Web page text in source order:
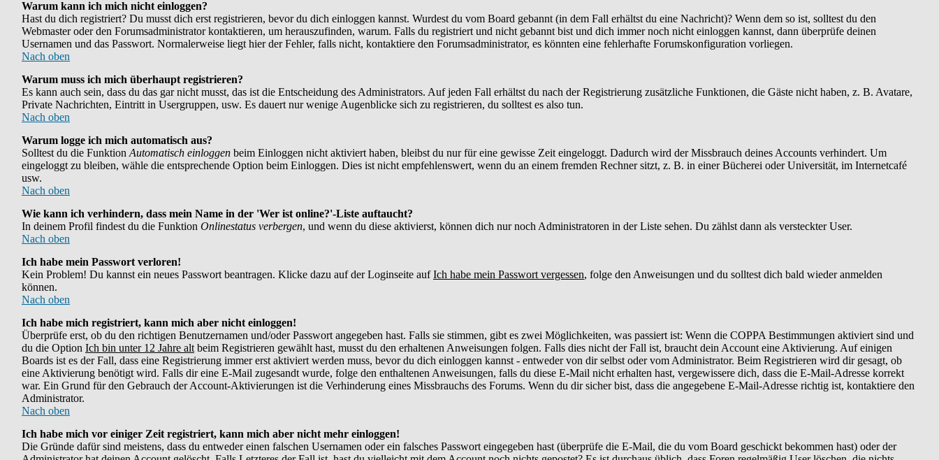
Warum kann ich mich nicht einloggen?
Hast du dich registriert? Du musst dich erst registrieren, bevor du dich einloggen kannst. Wurdest du vom Board gebannt (in dem Fall erhältst du eine Nachricht)? Wenn dem so ist, solltest du den
Webmaster oder den Forumsadministrator kontaktieren, um herauszufinden, warum. Falls du registriert und nicht gebannt bist und dich immer noch nicht einloggen kannst, dann überprüfe deinen
Usernamen und das Passwort. Normalerweise liegt hier der Fehler, falls nicht, kontaktiere den Forumsadministrator, es könnten eine fehlerhafte Forumskonfiguration vorliegen.
Nach oben
Warum muss ich mich überhaupt registrieren?
Es kann auch sein, dass du das gar nicht musst, das ist die Entscheidung des Administrators. Auf jeden Fall erhältst du nach der Registrierung zusätzliche Funktionen, die Gäste nicht haben, z. B. Avatare,
Private Nachrichten, Eintritt in Usergruppen, usw. Es dauert nur wenige Augenblicke sich zu registrieren, du solltest es also tun.
Nach oben
Warum logge ich mich automatisch aus?
Solltest du die Funktion Automatisch einloggen beim Einloggen nicht aktiviert haben, bleibst du nur für eine gewisse Zeit eingeloggt. Dadurch wird der Missbrauch deines Accounts verhindert. Um
eingeloggt zu bleiben, wähle die entsprechende Option beim Einloggen. Dies ist nicht empfehlenswert, wenn du an einem fremden Rechner sitzt, z. B. in einer Bücherei oder Universität, im Internetcafé
usw.
Nach oben
Wie kann ich verhindern, dass mein Name in der 'Wer ist online?'-Liste auftaucht?
In deinem Profil findest du die Funktion Onlinestatus verbergen, und wenn du diese aktivierst, können dich nur noch Administratoren in der Liste sehen. Du zählst dann als versteckter User.
Nach oben
Ich habe mein Passwort verloren!
Kein Problem! Du kannst ein neues Passwort beantragen. Klicke dazu auf der Loginseite aufIch habe mein Passwort vergessen, folge den Anweisungen und du solltest dich bald wieder anmelden
können.
Nach oben
Ich habe mich registriert, kann mich aber nicht einloggen!
Überprüfe erst, ob du den richtigen Benutzernamen und/oder Passwort angegeben hast. Falls sie stimmen, gibt es zwei Möglichkeiten, was passiert ist: Wenn die COPPA Bestimmungen aktiviert sind und
du die Option Ich bin unter 12 Jahre alt beim Registrieren gewählt hast, musst du den erhaltenen Anweisungen folgen. Falls dies nicht der Fall ist, braucht dein Account eine Aktivierung. Auf einigen
Boards ist es der Fall, dass eine Registrierung immer erst aktiviert werden muss, bevor du dich einloggen kannst - entweder von dir selbst oder vom Administrator. Beim Registrieren wird dir gesagt, ob
eine Aktivierung benötigt wird. Falls dir eine E-Mail zugesandt wurde, folge den enthaltenen Anweisungen, falls du diese E-Mail nicht erhalten hast, vergewissere dich, dass die E-Mail-Adresse korrekt
war. Ein Grund für den Gebrauch der Account-Aktivierungen ist die Verhinderung eines Missbrauchs des Forums. Wenn du dir sicher bist, dass die angegebene E-Mail-Adresse richtig ist, kontaktiere den
Administrator.
Nach oben
Ich habe mich vor einiger Zeit registriert, kann mich aber nicht mehr einloggen!
Die Gründe dafür sind meistens, dass du entweder einen falschen Usernamen oder ein falsches Passwort eingegeben hast (überprüfe die E-Mail, die du vom Board geschickt bekommen hast) oder der